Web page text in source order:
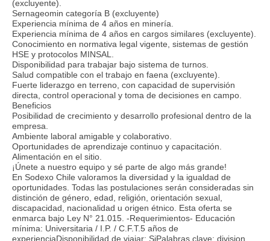
(excluyente).
Sernageomin categoría B (excluyente)
Experiencia mínima de 4 años en minería.
Experiencia mínima de 4 años en cargos similares (excluyente).
Conocimiento en normativa legal vigente, sistemas de gestión
HSE y protocolos MINSAL.
Disponibilidad para trabajar bajo sistema de turnos.
Salud compatible con el trabajo en faena (excluyente).
Fuerte liderazgo en terreno, con capacidad de supervisión
directa, control operacional y toma de decisiones en campo.
Beneficios
Posibilidad de crecimiento y desarrollo profesional dentro de la
empresa.
Ambiente laboral amigable y colaborativo.
Oportunidades de aprendizaje continuo y capacitación.
Alimentación en el sitio.
¡Únete a nuestro equipo y sé parte de algo más grande!
En Sodexo Chile valoramos la diversidad y la igualdad de
oportunidades. Todas las postulaciones serán consideradas sin
distinción de género, edad, religión, orientación sexual,
discapacidad, nacionalidad u origen étnico. Esta oferta se
enmarca bajo Ley N° 21.015. -Requerimientos- Educación
mínima: Universitaria / I.P. / C.F.T.5 años de
experienciaDisponibilidad de viajar: SiPalabras clave: division,